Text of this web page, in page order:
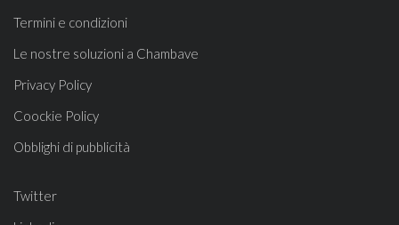
Termini e condizioni
Le nostre soluzioni a Chambave
Privacy Policy
Coockie Policy
Obblighi di pubblicità
Twitter